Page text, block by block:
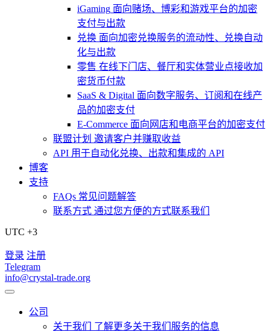
iGaming 面向赌场、博彩和游戏平台的加密
支付与出款
兑换 面向加密兑换服务的流动性、兑换自动
化与出款
零售 在线下门店、餐厅和实体营业点接收加
密货币付款
SaaS & Digital 面向数字服务、订阅和在线产
品的加密支付
E-Commerce 面向网店和电商平台的加密支付
联盟计划 邀请客户并赚取收益
API 用于自动化兑换、出款和集成的 API
博客
支持
FAQs 常见问题解答
联系方式 通过您方便的方式联系我们
UTC +3
登录 注册
Telegram
info@crystal-trade.org
公司
关于我们
了解更多关于我们服务的信息